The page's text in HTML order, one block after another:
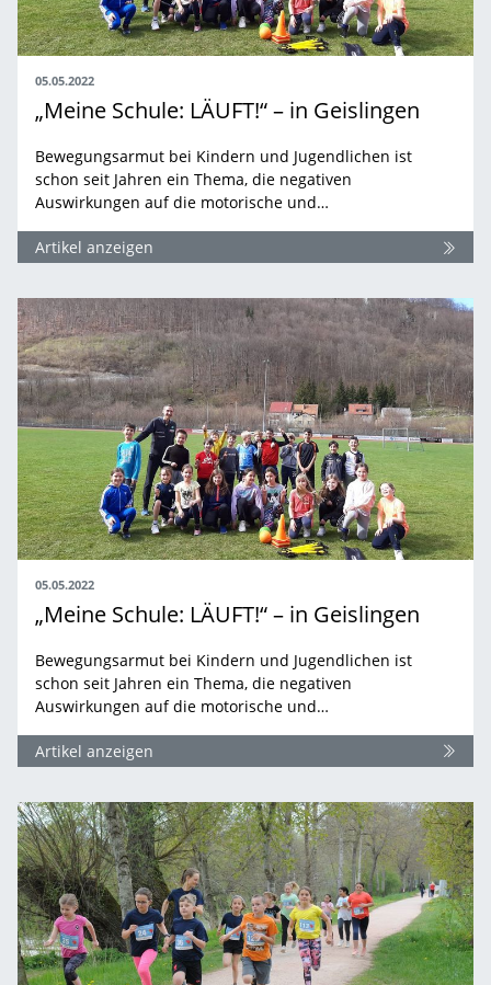
05.05.2022
„Meine Schule: LÄUFT!“ – in Geislingen
Bewegungsarmut bei Kindern und Jugendlichen ist
schon seit Jahren ein Thema, die negativen
Auswirkungen auf die motorische und…
Artikel anzeigen
05.05.2022
„Meine Schule: LÄUFT!“ – in Geislingen
Bewegungsarmut bei Kindern und Jugendlichen ist
schon seit Jahren ein Thema, die negativen
Auswirkungen auf die motorische und…
Artikel anzeigen